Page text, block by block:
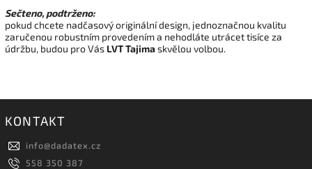
Sečteno, podtrženo:
pokud chcete nadčasový originální design, jednoznačnou kvalitu
zaručenou robustním provedením a nehodláte utrácet tisíce za
údržbu, budou pro Vás LVT Tajimaskvělou volbou.
KONTAKT
info@dadatex.cz
558 350 387